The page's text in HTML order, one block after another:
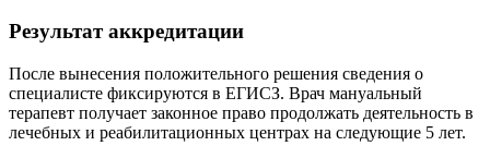
Результат аккредитации
После вынесения положительного решения сведения о
специалисте фиксируются в ЕГИСЗ. Врач мануальный
терапевт получает законное право продолжать деятельность в
лечебных и реабилитационных центрах на следующие 5 лет.